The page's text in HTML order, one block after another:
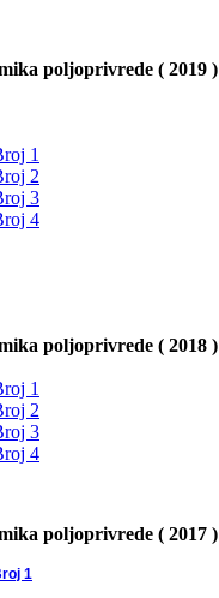
poljoprivrede ( 2019 )
1
2
3
4
poljoprivrede ( 2018 )
1
2
3
4
poljoprivrede ( 2017 )
1